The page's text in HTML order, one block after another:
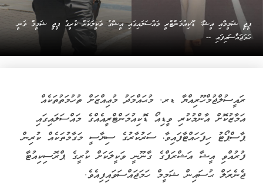
ޕީޖީ ޝަމީމާއި އީޝާ: ޑޮކިއުމަންޓްރީ މައްސަލައިގައި އީޝާގެ ވަކީލަކަށް ކުރީގެ ޕީޖީ ޝަމީމް ވަނީ
ހަމަޖައްސައިފައި --
ރައީސުލްޖުމްހޫރިއްޔާ ޑރ. މުޙައްމަދު މުޢިއްޒަށް ތުހުމަތުތަކެއް
އަމާޒުކޮށް އާންމުކުރި ވީޑިއޯ ޑޮކިއުމަންޓްރީއެއްގެ މައްސަލައިގައި
ޕާސްޕޯޓު ހިފަހައްޓާފައިވާ، ސަރުކާރުގެ ސިޔާސީ މަގާމުތަކެއް ކުރިން
ފުރުއްވި އީޝާ އަޝްރަފްގެ ގާނޫނީ ވަކީލަކަށް ކުރީގެ ޕްރޮސިކިއުޓާ
ޖެނެރަލް ޙުސައިން ޝަމީމް ހަމަޖައްސަވައިފިއެވެ.